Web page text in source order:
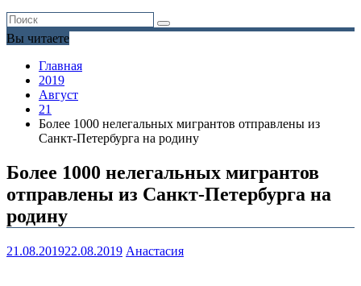
Вы читаете
Главная
2019
Август
21
Более 1000 нелегальных мигрантов отправлены из
Санкт-Петербурга на родину
Более 1000 нелегальных мигрантов
отправлены из Санкт-Петербурга на
родину
21.08.201922.08.2019 Анастасия